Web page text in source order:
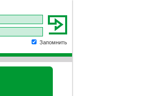
Запомнить